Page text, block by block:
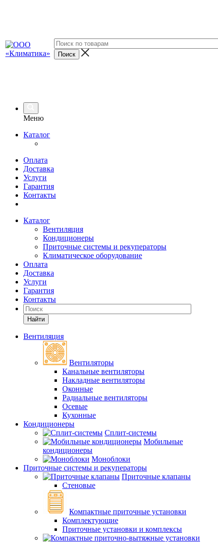
Меню
Каталог
Оплата
Доставка
Услуги
Гарантия
Контакты
Каталог
Вентиляция
Кондиционеры
Приточные системы и рекуператоры
Климатическое оборудование
Оплата
Доставка
Услуги
Гарантия
Контакты
Найти
Вентиляция
Вентиляторы
Канальные вентиляторы
Накладные вентиляторы
Оконные
Радиальные вентиляторы
Осевые
Кухонные
Кондиционеры
Сплит-системы
Мобильные
кондиционеры
Моноблоки
Приточные системы и рекуператоры
Приточные клапаны
Стеновые
Компактные приточные установки
Комплектующие
Приточные установки и комплексы